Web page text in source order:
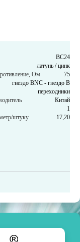
BC24
латунь / цинк
Ом
75
гнездо BNC - гнездо B
переходники
Китай
1
штуку
17,20